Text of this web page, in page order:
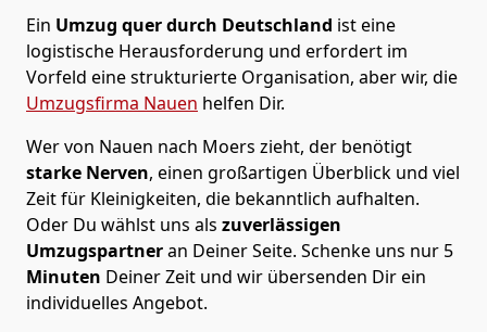
Ein Umzug quer durch Deutschland ist eine
logistische Herausforderung und erfordert im
Vorfeld eine strukturierte Organisation, aber wir, die
Umzugsfirma Nauen helfen Dir.
Wer von Nauen nach Moers zieht, der benötigt
starke Nerven, einen großartigen Überblick und viel
Zeit für Kleinigkeiten, die bekanntlich aufhalten.
Oder Du wählst uns als zuverlässigen
Umzugspartneran Deiner Seite. Schenke uns nur 5
Minuten Deiner Zeit und wir übersenden Dir ein
individuelles Angebot.